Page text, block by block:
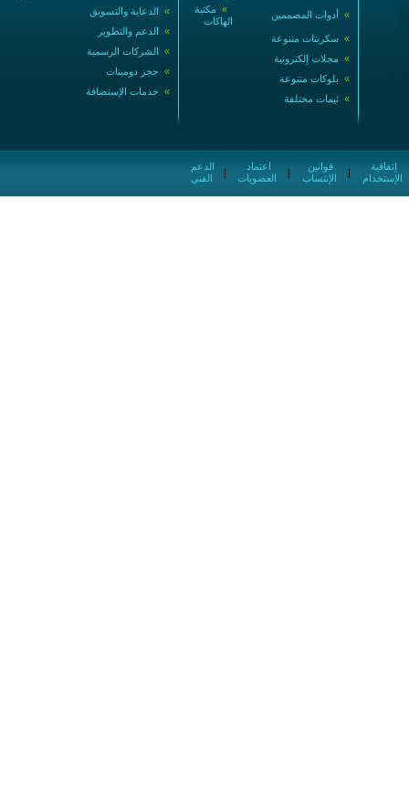
» الدعاية والتسويق
» الدعم والتطوير
» الشركات الرسمية
» حجز دومينات
» خدمات الإستضافة
» مكتبة
الهاكات
» أدوات المصممين
» سكربتات متنوعة
» مجلات إلكترونية
» بلوكات متنوعة
» ثيمات مختلفة
الفني
|
العضويات
|
الإنتساب
|
الإستخدام